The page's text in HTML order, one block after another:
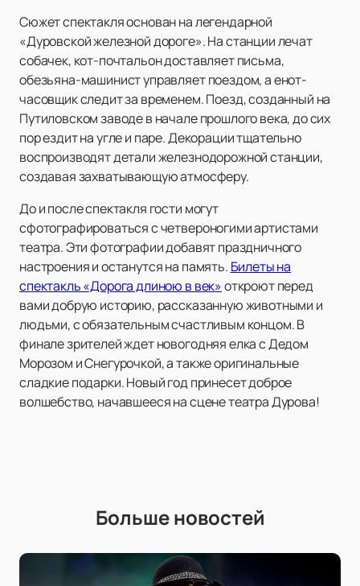
Сюжет спектакля основан на легендарной
«Дуровской железной дороге». На станции лечат
собачек, кот-почтальон доставляет письма,
обезьяна-машинист управляет поездом, а енот-
часовщик следит за временем. Поезд, созданный на
Путиловском заводе в начале прошлого века, до сих
пор ездит на угле и паре. Декорации тщательно
воспроизводят детали железнодорожной станции,
создавая захватывающую атмосферу.
До и после спектакля гости могут
сфотографироваться с четвероногими артистами
театра. Эти фотографии добавят праздничного
настроения и останутся на память. Билеты на
спектакль «Дорога длиною в век»откроют перед
вами добрую историю, рассказанную животными и
людьми, с обязательным счастливым концом. В
финале зрителей ждет новогодняя елка с Дедом
Морозом и Снегурочкой, а также оригинальные
сладкие подарки. Новый год принесет доброе
волшебство, начавшееся на сцене театра Дурова!
Больше новостей